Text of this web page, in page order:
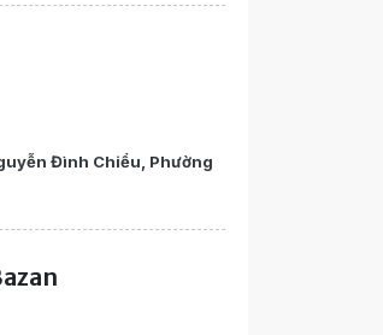
Đình Chiểu, Phường